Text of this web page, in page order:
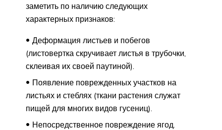
заметить по наличию следующих
характерных признаков:
Деформация листьев и побегов
(листовертка скручивает листья в трубочки,
склеивая их своей паутиной).
Появление поврежденных участков на
листьях и стеблях (ткани растения служат
пищей для многих видов гусениц).
Непосредственное повреждение ягод.